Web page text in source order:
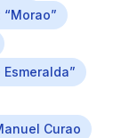
Curao